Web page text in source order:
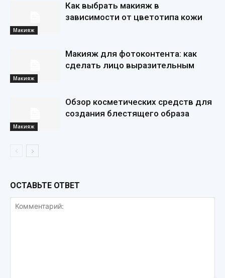
Макияж
Как выбрать макияж в
зависимости от цветотипа кожи
Макияж
Макияж для фотоконтента: как
сделать лицо выразительным
Макияж
Обзор косметических средств для
создания блестящего образа
ОСТАВЬТЕ ОТВЕТ